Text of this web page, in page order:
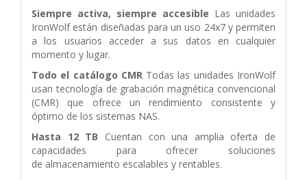
Siempre activa, siempre accesible Las unidades
IronWolf están diseñadas para unuso 24x7 y permiten
a los usuarios acceder a sus datos en cualquier
momento y lugar.
Todo el catálogo CMR Todas las unidades IronWolf
usan tecnología de grabaciónmagnética convencional
(CMR) que ofrece un rendimiento consistente y
óptimo de los sistemas NAS.
Hasta 12 TB Cuentan con una amplia oferta de
capacidades para ofrecer soluciones
de almacenamiento escalables y rentables.